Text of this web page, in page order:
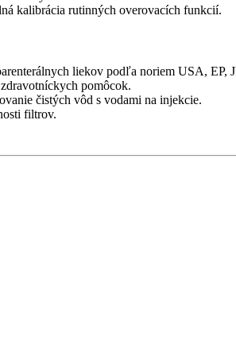
kalibrácia rutinných overovacích funkcií.
liekov podľa noriem USA, EP,
pomôcok.
čistých vôd s vodami na injekcie.
filtrov.